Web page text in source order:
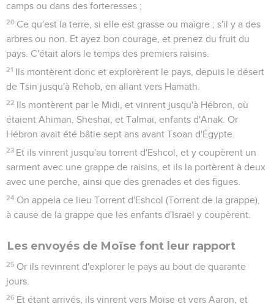
camps ou dans des forteresses ;
20 Ce qu'est la terre, si elle est grasse ou maigre ; s'il y a des
arbres ou non. Et ayez bon courage, et prenez du fruit du
pays. C'était alors le temps des premiers raisins.
21 Ils montèrent donc et explorèrent le pays, depuis le désert
de Tsin jusqu'à Rehob, en allant vers Hamath.
22 Ils montèrent par le Midi, et vinrent jusqu'à Hébron, où
étaient Ahiman, Sheshaï, et Talmaï, enfants d'Anak. Or
Hébron avait été bâtie sept ans avant Tsoan d'Égypte.
23 Et ils vinrent jusqu'au torrent d'Eshcol, et y coupèrent un
sarment avec une grappe de raisins, et ils la portèrent à deux
avec une perche, ainsi que des grenades et des figues.
24 On appela ce lieu Torrent d'Eshcol (Torrent de la grappe),
à cause de la grappe que les enfants d'Israël y coupèrent.
Les envoyés de Moïse font leur rapport
25 Or ils revinrent d'explorer le pays au bout de quarante
jours.
26 Et étant arrivés, ils vinrent vers Moïse et vers Aaron, et